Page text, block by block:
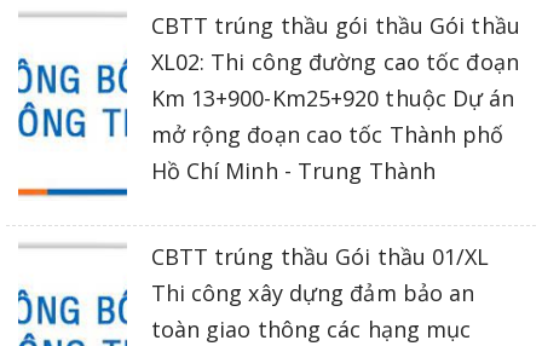
CBTT trúng thầu gói thầu Gói thầu
XL02: Thi công đường cao tốc đoạn
Km 13+900-Km25+920 thuộc Dự án
mở rộng đoạn cao tốc Thành phố
Hồ Chí Minh - Trung Thành
CBTT trúng thầu Gói thầu 01/XL
Thi công xây dựng đảm bảo an
toàn giao thông các hạng mục